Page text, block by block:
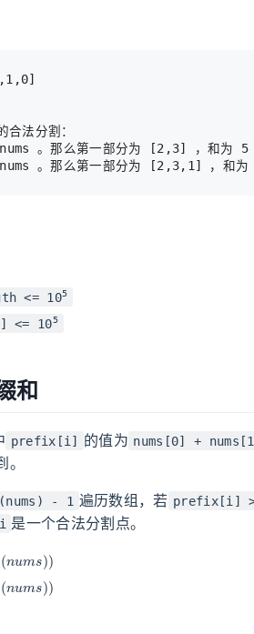
法分割：
。那么第一部分为 [2,3] ，和为
<= 105
<= 105
和
prefix[i] 的值为 nums[0] +
- 1 遍历数组，若 prefix[i]
i 是一个合法分割点。
(nums))